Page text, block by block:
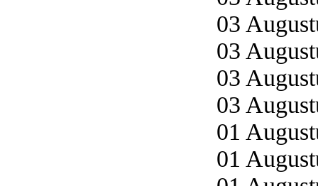
03
03
03
03
01
01